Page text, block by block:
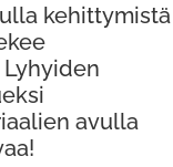
kehittymistä
avulla